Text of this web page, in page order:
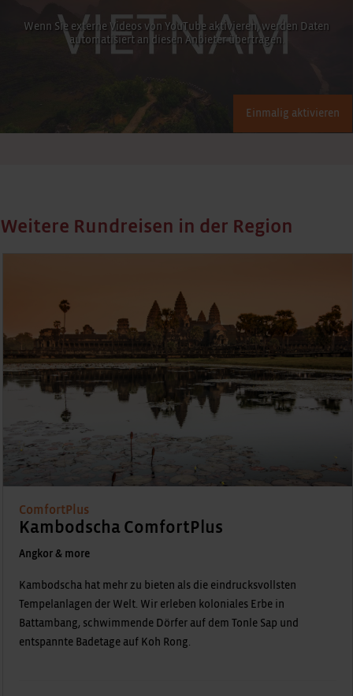
Wenn Sie externe Videos von YouTube aktivieren, werden Daten
automatisiert an diesen Anbieter übertragen.
Einmalig aktivieren
Weitere Rundreisen in der Region
Erlebnisreise
Laos und Kambodscha
Immer den Mekong entlang
Auf dieser Reise verfolgen wir mit dem Mekong-Fluss den
längsten Strom Südostasiens und dringen dabei in das Herz
Indochinas vor. Einzigartige Orte und traumhafte Landschaften
liegen auf unserem Weg!